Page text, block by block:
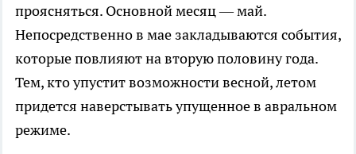
проясняться. Основной месяц — май.
Непосредственно в мае закладываются события,
которые повлияют на вторую половину года.
Тем, кто упустит возможности весной, летом
придется наверстывать упущенное в авральном
режиме.